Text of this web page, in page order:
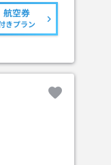
航空券
きプラン